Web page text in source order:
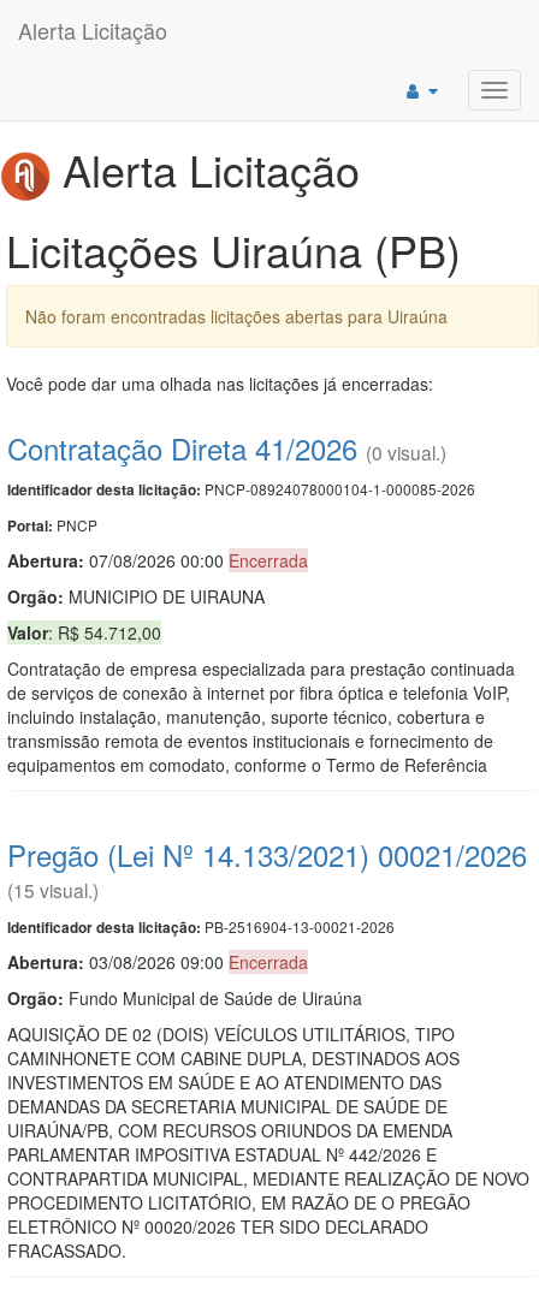
Alerta Licitação
Alerta Licitação
Licitações Uiraúna (PB)
Não foram encontradas licitações abertas para Uiraúna
Você pode dar uma olhada nas licitações já encerradas:
Contratação Direta 41/2026 (0 visual.)
Identificador desta licitação: PNCP-08924078000104-1-000085-2026
Portal: PNCP
Abertura: 07/08/2026 00:00 Encerrada
Orgão: MUNICIPIO DE UIRAUNA
Valor: R$ 54.712,00
Contratação de empresa especializada para prestação continuada
de serviços de conexão à internet por fibra óptica e telefonia VoIP,
incluindo instalação, manutenção, suporte técnico, cobertura e
transmissão remota de eventos institucionais e fornecimento de
equipamentos em comodato, conforme o Termo de Referência
Pregão (Lei Nº 14.133/2021) 00021/2026
(15 visual.)
Identificador desta licitação: PB-2516904-13-00021-2026
Abertura: 03/08/2026 09:00 Encerrada
Orgão: Fundo Municipal de Saúde de Uiraúna
AQUISIÇÃO DE 02 (DOIS) VEÍCULOS UTILITÁRIOS, TIPO
CAMINHONETE COM CABINE DUPLA, DESTINADOS AOS
INVESTIMENTOS EM SAÚDE E AO ATENDIMENTO DAS
DEMANDAS DA SECRETARIA MUNICIPAL DE SAÚDE DE
UIRAÚNA/PB, COM RECURSOS ORIUNDOS DA EMENDA
PARLAMENTAR IMPOSITIVA ESTADUAL Nº 442/2026 E
CONTRAPARTIDA MUNICIPAL, MEDIANTE REALIZAÇÃO DE NOVO
PROCEDIMENTO LICITATÓRIO, EM RAZÃO DE O PREGÃO
ELETRÔNICO Nº 00020/2026 TER SIDO DECLARADO
FRACASSADO.